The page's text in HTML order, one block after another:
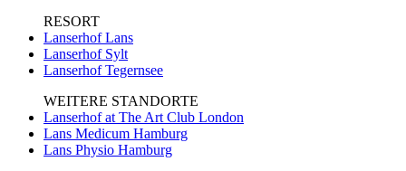
RESORT
Lanserhof Lans
Lanserhof Sylt
Lanserhof Tegernsee
WEITERE STANDORTE
Lanserhof at The Art Club London
Lans Medicum Hamburg
Lans Physio Hamburg